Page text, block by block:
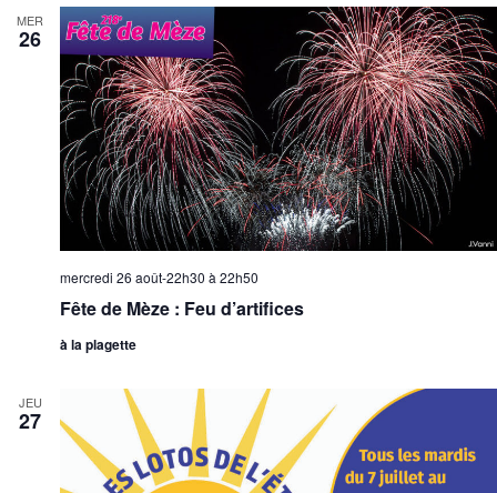
MER
26
Fête de Mèze : Feu d’artifices
mercredi 26 août-22h30 à22h50
à la plagette
JEU
27